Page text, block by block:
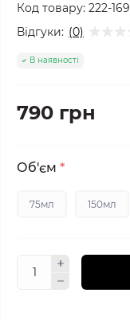
Код товару: 222-169
Відгуки: (0)
В наявності
790 грн
Об'єм *
75мл 150мл